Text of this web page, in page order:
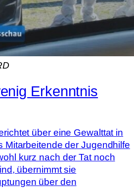
Erkenntnis
über eine Gewalttat in
Mitarbeitende der Jugendhilfe
kurz nach der Tat noch
übernimmt sie
über den